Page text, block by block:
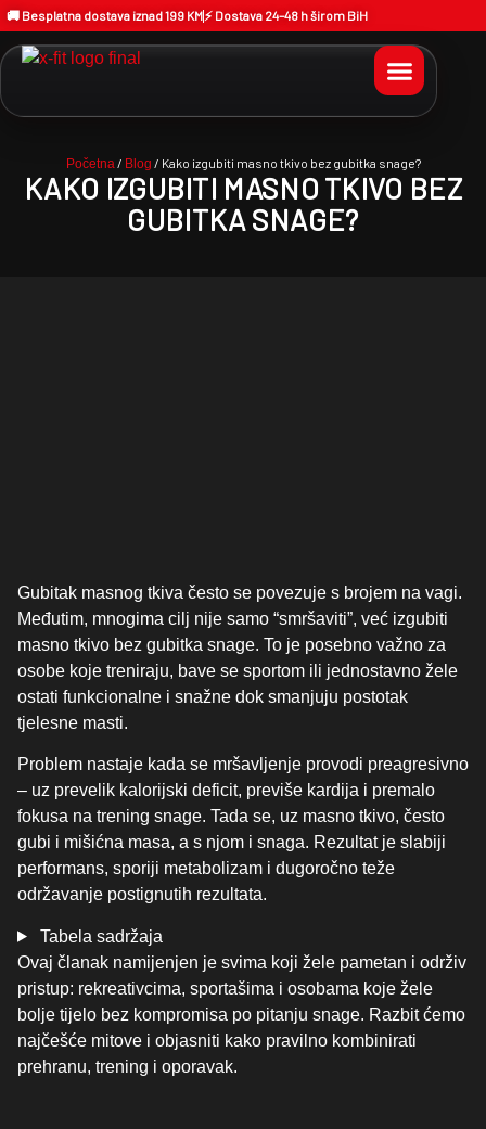
🚚 Besplatna dostava iznad 199 KM⚡ Dostava 24–48 h širom BiH
Početna/ Blog / Kako izgubiti masno tkivo bez gubitka snage?
KAKO IZGUBITI MASNO TKIVO BEZ
GUBITKA SNAGE?
Gubitak masnog tkiva često se povezuje s brojem na vagi.
Međutim, mnogima cilj nije samo “smršaviti”, već izgubiti
masno tkivo bez gubitka snage. To je posebno važno za
osobe koje treniraju, bave se sportom ili jednostavno žele
ostati funkcionalne i snažne dok smanjuju postotak
tjelesne masti.
Problem nastaje kada se mršavljenje provodi preagresivno
– uz prevelik kalorijski deficit, previše kardija i premalo
fokusa na trening snage. Tada se, uz masno tkivo, često
gubi i mišićna masa, a s njom i snaga. Rezultat je slabiji
performans, sporiji metabolizam i dugoročno teže
održavanje postignutih rezultata.
Tabela sadržaja
Ovaj članak namijenjen je svima koji žele pametan i održiv
pristup: rekreativcima, sportašima i osobama koje žele
bolje tijelo bez kompromisa po pitanju snage. Razbit ćemo
najčešće mitove i objasniti kako pravilno kombinirati
prehranu, trening i oporavak.